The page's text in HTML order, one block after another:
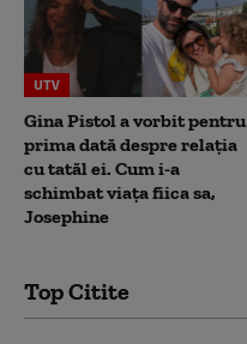
UTV
Gina Pistol a vorbit pentru
prima dată despre relația
cu tatăl ei. Cum i-a
schimbat viața fiica sa,
Josephine
Top Citite